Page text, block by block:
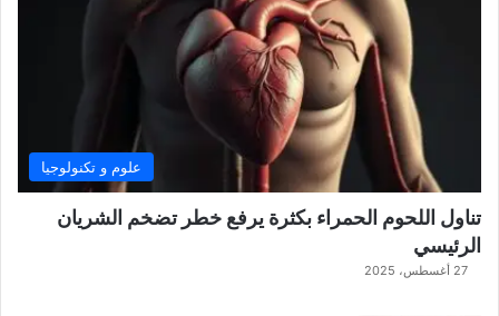
علوم و تكنولوجيا
تناول اللحوم الحمراء بكثرة يرفع خطر تضخم الشريان
الرئيسي
27 أغسطس، 2025